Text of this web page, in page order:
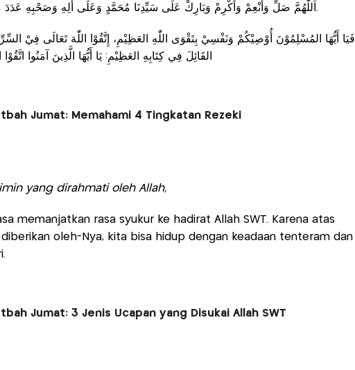
اَللّٰهُمَّ صَلِّ وَأَنْعِمْ وَأَكْرِمْ وَبَارِكْ عَلَى سَيِّدِنَا مُحَمَّدٍ وَعَلَى أٰلِهِ وَصَحْبِهِ عَدَدَ مَا عَطِشَ إِنْسَانٌ وَارْتَوَى.
فَيَا أَيُّهَا المُسْلِمُوْنَ أُوْصِيْكُمْ وَنَفْسِيْ بِتَقْوَى اللّٰهِ العَظِيْمِ، إِتَّقُوْا اللّٰهَ تَعَالَى فِيْ السِّرِّ
Jumat: Memahami 4 Tingkatan Rezeki
yang dirahmati oleh Allah,
memanjatkan rasa syukur ke hadirat Allah SWT. Karena atas
oleh-Nya, kita bisa hidup dengan keadaan tenteram dan
Jumat: 3 Jenis Ucapan yang Disukai Allah SWT